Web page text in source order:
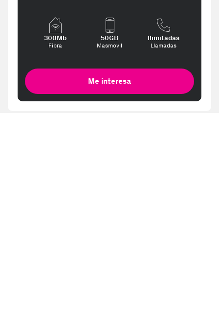
300Mb
Fibra
50GB
Masmovil
Ilimitadas
Llamadas
Me interesa